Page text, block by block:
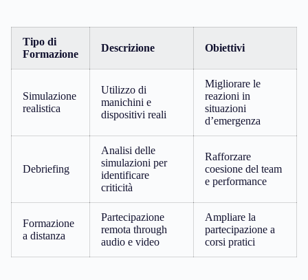
Tipo di
Formazione
Descrizione Obiettivi
Simulazione
realistica
Utilizzo di
manichini e
dispositivi reali
Migliorare le
reazioni in
situazioni
d’emergenza
Debriefing
Analisi delle
simulazioni per
identificare
criticità
Rafforzare
coesione del team
e performance
Formazione
a distanza
Partecipazione
remota through
audio e video
Ampliare la
partecipazione a
corsi pratici